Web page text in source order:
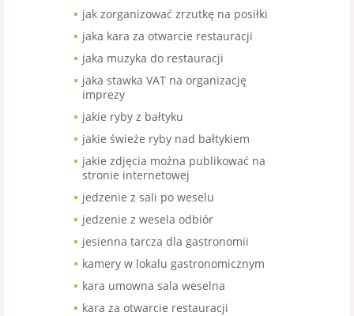
jak zorganizować zrzutkę na posiłki
jaka kara za otwarcie restauracji
jaka muzyka do restauracji
jaka stawka VAT na organizację
imprezy
jakie ryby z bałtyku
jakie świeże ryby nad bałtykiem
jakie zdjęcia można publikować na
stronie internetowej
jedzenie z sali po weselu
jedzenie z wesela odbiór
jesienna tarcza dla gastronomii
kamery w lokalu gastronomicznym
kara umowna sala weselna
kara za otwarcie restauracji